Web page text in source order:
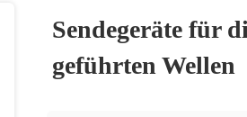
Sendegeräte für
geführten Wellen